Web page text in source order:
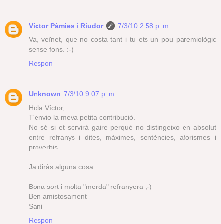
Víctor Pàmies i Riudor
7/3/10 2:58 p. m.
Va, veïnet, que no costa tant i tu ets un pou paremiològic
sense fons. :-)
Respon
Unknown 7/3/10 9:07 p. m.
Hola Víctor,
T'envio la meva petita contribució.
No sé si et servirà gaire perquè no distingeixo en absolut
entre refranys i dites, màximes, sentències, aforismes i
proverbis...
Ja diràs alguna cosa.
Bona sort i molta "merda" refranyera ;-)
Ben amistosament
Sani
Respon